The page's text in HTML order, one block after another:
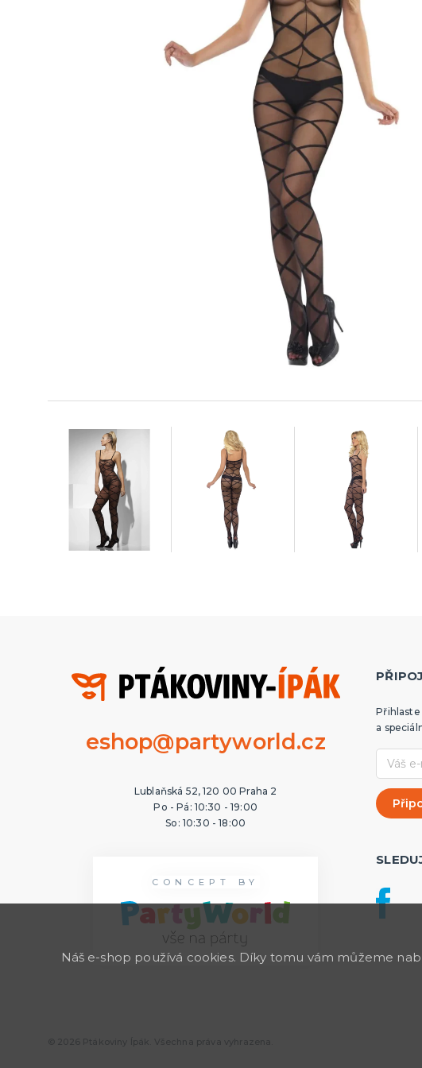
eshop@partyworld.cz
Lublaňská 52, 120 00 Praha 2
Po - Pá: 10:30 - 19:00
So: 10:30 - 18:00
CONCEPT BY
a
© 2026 Ptákoviny Ípák. Všechna práva vyhrazena.
Náš e-shop používá cookies. Díky tomu vám můžeme